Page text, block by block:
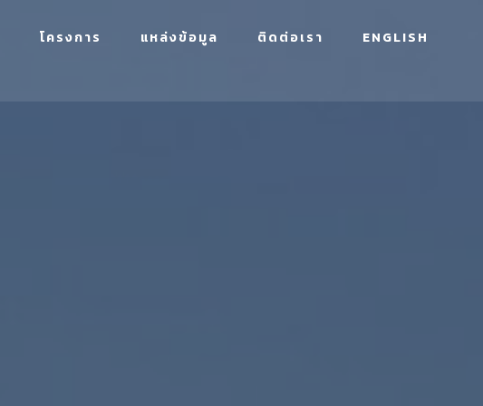
โครงการ แหล่งข้อมูล ติดต่อเรา ENGLISH